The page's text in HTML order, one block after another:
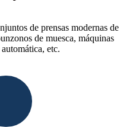
de prensas modernas de
de muesca, máquinas
etc.